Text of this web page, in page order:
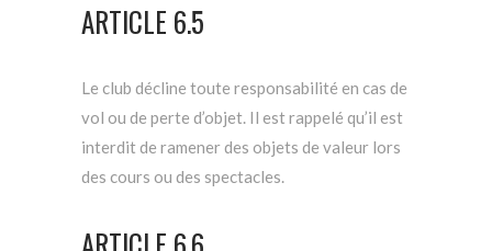
ARTICLE 6.5
Le club décline toute responsabilité en cas de
vol ou de perte d’objet. Il est rappelé qu’il est
interdit de ramener des objets de valeur lors
des cours ou des spectacles.